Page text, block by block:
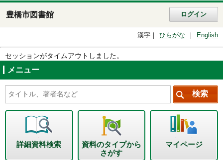
豊橋市図書館 ログイン
漢字 ひらがな English
セッションがタイムアウトしました。
メニュー
詳細資料検索
資料のタイプから
さがす
マイページ